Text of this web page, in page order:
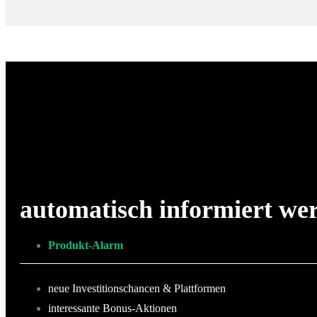
automatisch informiert
Produkt-Alarm
neue Investitionschancen & Plattformen
interessante Bonus-Aktionen